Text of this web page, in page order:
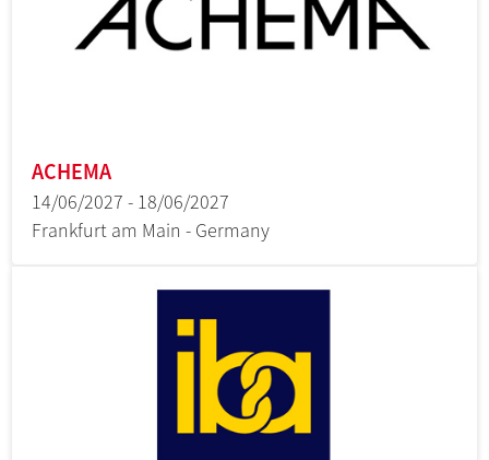
ACHEMA
14/06/2027 - 18/06/2027
Frankfurt am Main - Germany